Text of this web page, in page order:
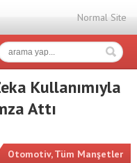
Normal Site
Kullanımıyla
Attı
Otomotiv,Tüm Manşetler